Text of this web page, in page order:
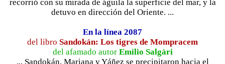
recorrió con su mirada de águila la superficie del mar, y la
detuvo en dirección del Oriente. ...
En la línea 2087
del libro Sandokán: Los tigres de Mompracem
del afamado autor Emilio Salgàri
... Sandokán, Mariana y Yáñez se precipitaron hacia el